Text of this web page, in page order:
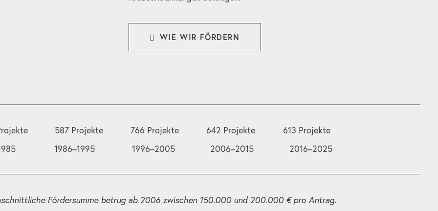
WIE WIR FÖRDERN
587 Projekte 766 Projekte 642 Projekte
613 Projekte
1986–1995 1996–2005 2006–2015 2016–2025
Fördersumme betrug ab 2006 zwischen 150.000 und 200.000 € pro Antrag.